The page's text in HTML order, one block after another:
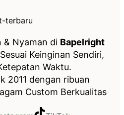
& Nyaman di Bapelright
Keinginan Sendiri,
Waktu.
2011 dengan ribuan
Custom Berkualitas